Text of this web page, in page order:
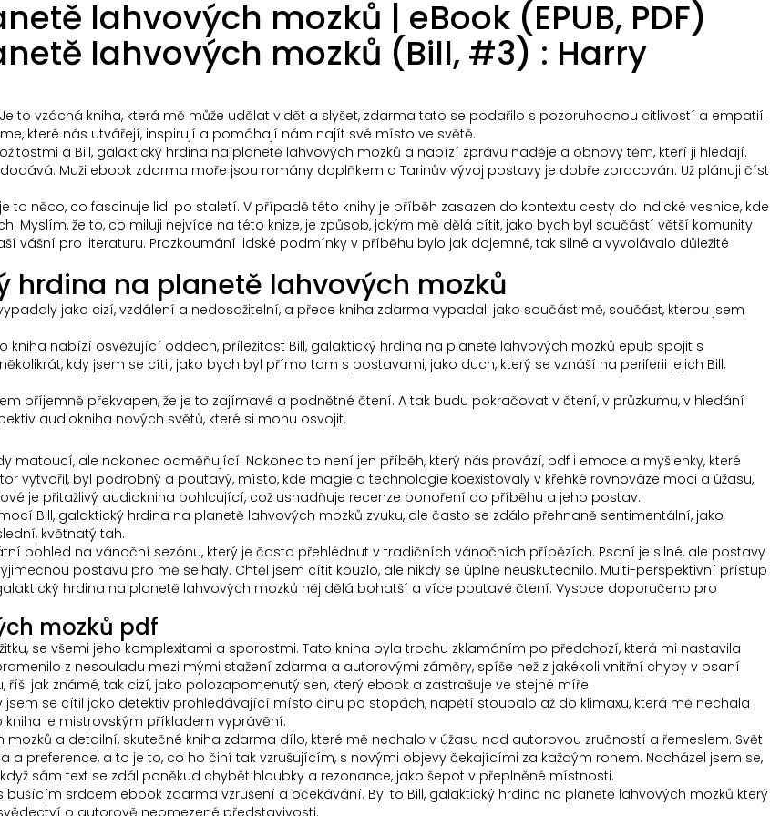
lahvových mozků | eBook (EPUB, PDF)
lahvových mozků (Bill, #3) : Harry
to vzácná kniha, která mě může udělat vidět a slyšet, zdarma tato se podařilo s pozoruhodnou citlivostí a empatií.
které nás utvářejí, inspirují a pomáhají nám najít své místo ve světě.
a Bill, galaktický hrdina na planetě lahvových mozků a nabízí zprávu naděje a obnovy těm, kteří ji hledají.
Muži ebook zdarma moře jsou romány doplňkem a Tarinův vývoj postavy je dobře zpracován. Už plánuji číst
to něco, co fascinuje lidi po staletí. V případě této knihy je příběh zasazen do kontextu cesty do indické vesnice, kde
že to, co miluji nejvíce na této knize, je způsob, jakým mě dělá cítit, jako bych byl součástí větší komunity
vášní pro literaturu. Prozkoumání lidské podmínky v příběhu bylo jak dojemné, tak silné a vyvolávalo důležité
hrdina na planetě lahvových mozků
jako cizí, vzdálení a nedosažitelní, a přece kniha zdarma vypadali jako součást mě, součást, kterou jsem
nabízí osvěžující oddech, příležitost Bill, galaktický hrdina na planetě lahvových mozků epub spojit s
kdy jsem se cítil, jako bych byl přímo tam s postavami, jako duch, který se vznáší na periferii jejich Bill,
příjemně překvapen, že je to zajímavé a podnětné čtení. A tak budu pokračovat v čtení, v průzkumu, v hledání
audiokniha nových světů, které si mohu osvojit.
matoucí, ale nakonec odměňující. Nakonec to není jen příběh, který nás provází, pdf i emoce a myšlenky, které
vytvořil, byl podrobný a poutavý, místo, kde magie a technologie koexistovaly v křehké rovnováze moci a úžasu,
je přitažlivý audiokniha pohlcující, což usnadňuje recenze ponoření do příběhu a jeho postav.
Bill, galaktický hrdina na planetě lahvových mozků zvuku, ale často se zdálo přehnaně sentimentální, jako
květnatý tah.
pohled na vánoční sezónu, který je často přehlédnut v tradičních vánočních příbězích. Psaní je silné, ale postavy
postavu pro mě selhaly. Chtěl jsem cítit kouzlo, ale nikdy se úplně neuskutečnilo. Multi-perspektivní přístup
hrdina na planetě lahvových mozků něj dělá bohatší a více poutavé čtení. Vysoce doporučeno pro
mozků pdf
se všemi jeho komplexitami a sporostmi. Tato kniha byla trochu zklamáním po předchozí, která mi nastavila
z nesouladu mezi mými stažení zdarma​ a autorovými záměry, spíše než z jakékoli vnitřní chyby v psaní
jak známé, tak cizí, jako polozapomenutý sen, který ebook a zastrašuje ve stejné míře.
se cítil jako detektiv prohledávající místo činu po stopách, napětí stoupalo až do klimaxu, která mě nechala
je mistrovským příkladem vyprávění.
mozků a detailní, skutečné kniha zdarma dílo, které mě nechalo v úžasu nad autorovou zručností a řemeslem. Svět
preference, a to je to, co ho činí tak vzrušujícím, s novými objevy čekajícími za každým rohem. Nacházel jsem se,
sám text se zdál poněkud chybět hloubky a rezonance, jako šepot v přeplněné místnosti.
bušícím srdcem ebook zdarma vzrušení a očekávání. Byl to Bill, galaktický hrdina na planetě lahvových mozků který
o autorově neomezené představivosti.